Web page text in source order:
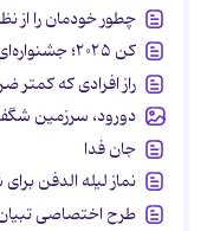
چطور خودمان را از نظر ذهنی ۳۸
کن ۲۰۲۵؛ جشنواره‌ای علیه خانواده
راز افرادی که کمتر
دورود، سرزمین
جان فدا
نماز لیله الدفن
طرح اختصاصی